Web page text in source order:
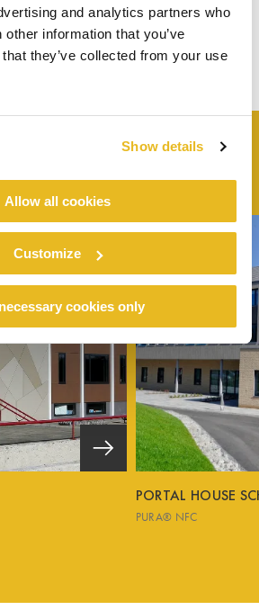
and analytics partners who
information that you’ve
they’ve collected from your use
Show details
Allow all cookies
Customize
cookies only
PROJECTEN
PORTAL HOUSE
PURA® NFC